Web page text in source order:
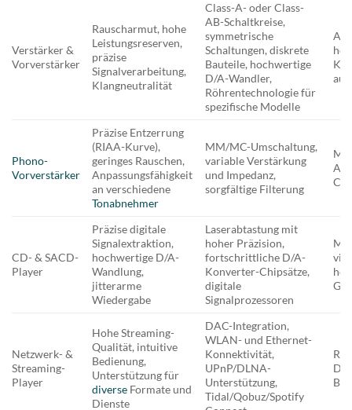
Verstärker &
Vorverstärker
Rauscharmut, hohe
Leistungsreserven,
präzise
Signalverarbeitung,
Klangneutralität
Class-A- oder Class-
AB-Schaltkreise,
symmetrische
Schaltungen, diskrete
Bauteile, hochwertige
D/A-Wandler,
Röhrentechnologie für
spezifische Modelle
Phono-
Vorverstärker
Präzise Entzerrung
(RIAA-Kurve),
geringes Rauschen,
Anpassungsfähigkeit
an verschiedene
Tonabnehmer
MM/MC-Umschaltung,
variable Verstärkung
und Impedanz,
sorgfältige Filterung
CD- & SACD-
Player
Präzise digitale
Signalextraktion,
hochwertige D/A-
Wandlung,
jitterarme
Wiedergabe
Laserabtastung mit
hoher Präzision,
fortschrittliche D/A-
Konverter-Chipsätze,
digitale
Signalprozessoren
Netzwerk- &
Streaming-
Player
Hohe Streaming-
Qualität, intuitive
Bedienung,
Unterstützung für
diverse Formate und
Dienste
DAC-Integration,
WLAN- und Ethernet-
Konnektivität,
UPnP/DLNA-
Unterstützung,
Tidal/Qobuz/Spotify